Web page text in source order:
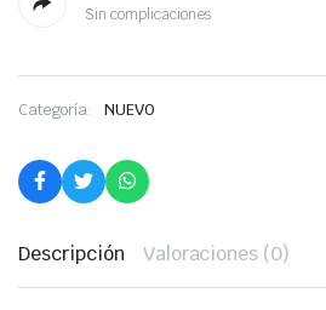
Sin complicaciones
Categoría: NUEVO
Descripción Valoraciones (0)